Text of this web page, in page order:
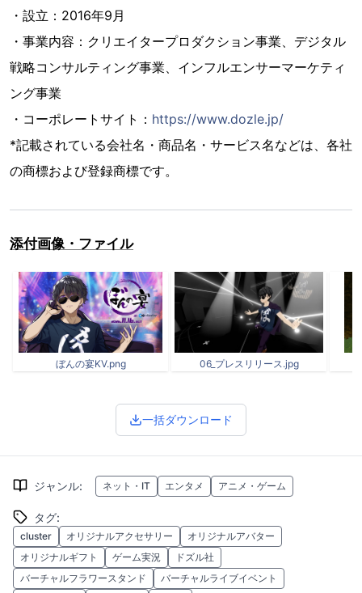
・設立：2016年9月
・事業内容：クリエイタープロダクション事業、デジタル
戦略コンサルティング事業、インフルエンサーマーケティ
ング事業
・コーポレートサイト： https://www.dozle.jp/
*記載されている会社名・商品名・サービス名などは、各社
の商標および登録商標です。
添付画像・ファイル
ぼんの宴KV.png 06_プレスリリース.jpg
一括ダウンロード
ジャンル: ネット・IT エンタメ アニメ・ゲーム
タグ:
cluster オリジナルアクセサリー
オリジナルアバター
オリジナルギフト
ゲーム実況
ドズル社
バーチャルフラワースタンド
バーチャルライブイベント